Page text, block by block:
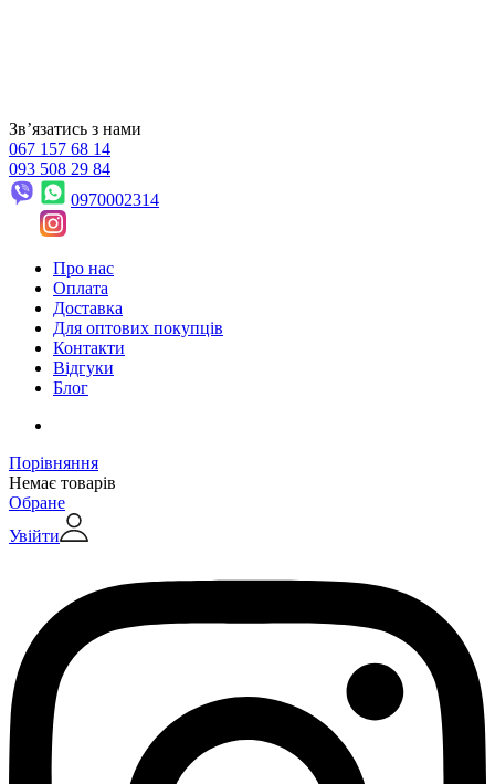
Звʼязатись з нами
067 157 68 14
093 508 29 84
0970002314
Про нас
Оплата
Доставка
Для оптових покупців
Контакти
Відгуки
Блог
Порівняння
Немає товарів
Обране
Увійти